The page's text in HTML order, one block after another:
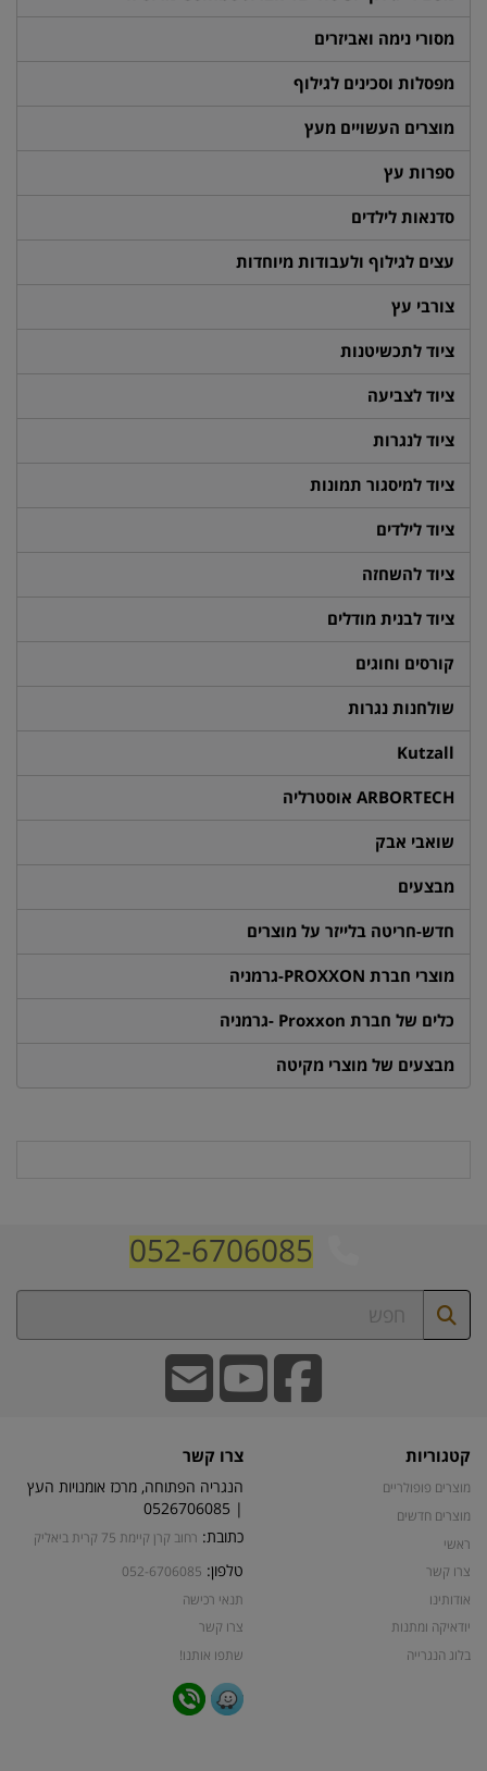
מסורי נימה ואביזרים
מפסלות וסכינים לגילוף
מוצרים העשויים מעץ
ספרות עץ
סדנאות לילדים
עצים לגילוף ולעבודות מיוחדות
צורבי עץ
ציוד לתכשיטנות
ציוד לצביעה
ציוד לנגרות
ציוד למיסגור תמונות
ציוד לילדים
ציוד להשחזה
ציוד לבנית מודלים
קורסים וחוגים
שולחנות נגרות
Kutzall
ARBORTECH אוסטרליה
שואבי אבק
מבצעים
חדש-חריטה בלייזר על מוצרים
מוצרי חברת PROXXON-גרמניה
כלים של חברת Proxxon -גרמניה
מבצעים של מוצרי מקיטה
052-6706085
קטגוריות
מוצרים פופולריים
מוצרים חדשים
ראשי
צרו קשר
אודותינו
יודאיקה ומתנות
בלוג הנגרייה
צרו קשר
הנגריה הפתוחה, מרכז אומנויות העץ
| 0526706085
כתובת: רחוב קרן קיימת 75 קרית ביאליק
טלפון: 052-6706085
תנאי רכישה
צרו קשר
שתפו אותנו!